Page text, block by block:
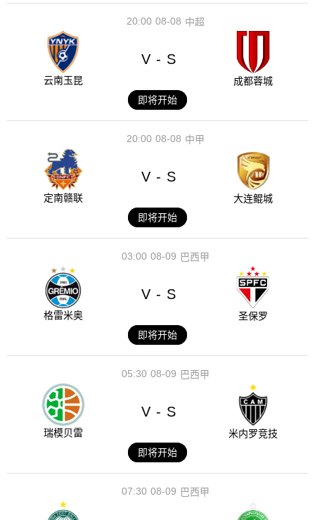
08-08
20:00 中超
云南玉昆
V - S
成都蓉城
即将开始
08-08
20:00 中甲
定南赣联
V - S
大连鲲城
即将开始
08-09
03:00 巴西甲
格雷米奥
V - S
圣保罗
即将开始
08-09
05:30 巴西甲
瑞模贝雷
V - S
米内罗竞技
即将开始
08-09
07:30 巴西甲